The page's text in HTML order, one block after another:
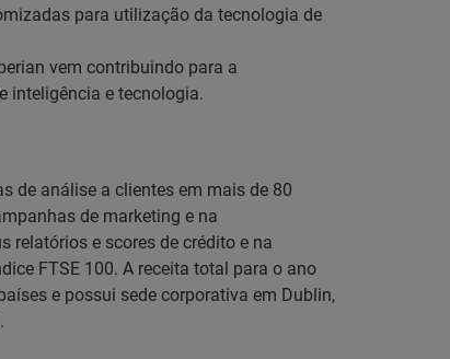
para utilização da tecnologia de
vem contribuindo para a
inteligência e tecnologia.
de análise a clientes em mais de 80
de marketing e na
relatórios e scores de crédito e na
FTSE 100. A receita total para o ano
e possui sede corporativa em Dublin,